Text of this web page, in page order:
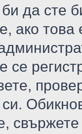
да сте
ако това
се